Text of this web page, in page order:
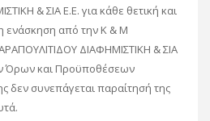
& ΣΙΑ Ε.Ε. για κάθε θετική και
ενάσκηση από την K & M
ΔΙΑΦΗΜΙΣΤΙΚΗ & ΣΙΑ
Όρων και Προϋποθέσεων
δεν συνεπάγεται παραίτησή της